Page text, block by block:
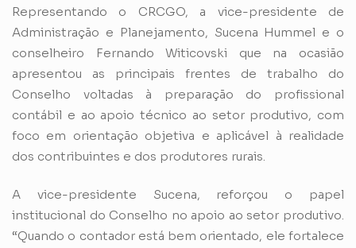
Representando o CRCGO, a vice-presidente de
Administração e Planejamento, Sucena Hummel e o
conselheiro Fernando Witicovski que na ocasião
apresentou as principais frentes de trabalho do
Conselho voltadas à preparação do profissional
contábil e ao apoio técnico ao setor produtivo, com
foco em orientação objetiva e aplicável à realidade
dos contribuintes e dos produtores rurais.
A vice-presidente Sucena, reforçou o papel
institucional do Conselho no apoio ao setor produtivo.
“Quando o contador está bem orientado, ele fortalece